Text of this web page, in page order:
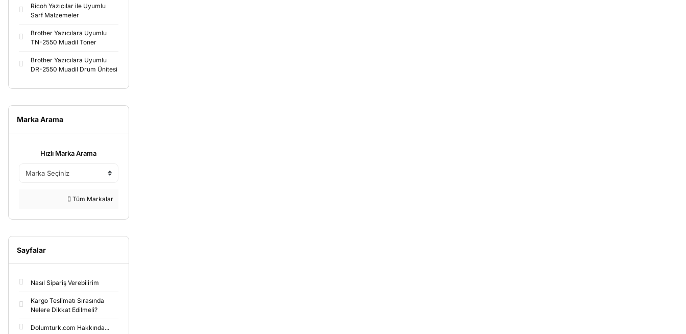
Ricoh Yazıcılar ile Uyumlu
Sarf Malzemeler
Brother Yazıcılara Uyumlu
TN-2550 Muadil Toner
Brother Yazıcılara Uyumlu
DR-2550 Muadil Drum Ünitesi
Marka Arama
Hızlı Marka Arama
Tüm Markalar
Sayfalar
Nasıl Sipariş Verebilirim
Kargo Teslimatı Sırasında
Nelere Dikkat Edilmeli?
Dolumturk.com Hakkında...